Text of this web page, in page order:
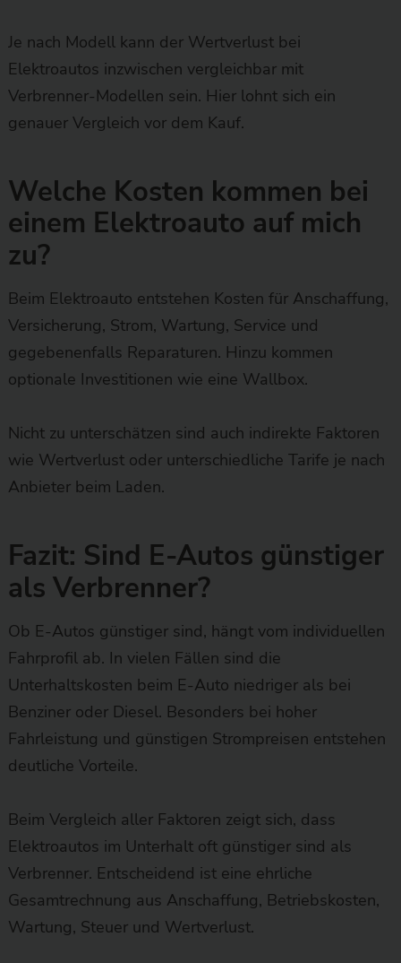
Je nach Modell kann der Wertverlust bei
Elektroautos inzwischen vergleichbar mit
Verbrenner-Modellen sein. Hier lohnt sich ein
genauer Vergleich vor dem Kauf.
Welche Kosten kommen bei
einem Elektroauto auf mich
zu?
Beim Elektroauto entstehen Kosten für Anschaffung,
Versicherung, Strom, Wartung, Service und
gegebenenfalls Reparaturen. Hinzu kommen
optionale Investitionen wie eine Wallbox.
Nicht zu unterschätzen sind auch indirekte Faktoren
wie Wertverlust oder unterschiedliche Tarife je nach
Anbieter beim Laden.
Fazit: Sind E-Autos günstiger
als Verbrenner?
Ob E-Autos günstiger sind, hängt vom individuellen
Fahrprofil ab. In vielen Fällen sind die
Unterhaltskosten beim E-Auto niedriger als bei
Benziner oder Diesel. Besonders bei hoher
Fahrleistung und günstigen Strompreisen entstehen
deutliche Vorteile.
Beim Vergleich aller Faktoren zeigt sich, dass
Elektroautos im Unterhalt oft günstiger sind als
Verbrenner. Entscheidend ist eine ehrliche
Gesamtrechnung aus Anschaffung, Betriebskosten,
Wartung, Steuer und Wertverlust.